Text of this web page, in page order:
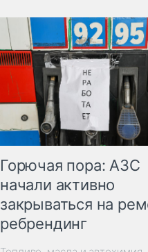
Горючая пора: АЗС
начали активно
закрываться на
ребрендинг